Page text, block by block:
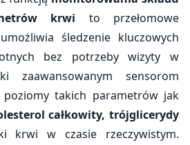
krwi to przełomowe
śledzenie kluczowych
bez potrzeby wizyty w
zaawansowanym sensorom
takich parametrów jak
całkowity, trójglicerydy
krwi w czasie rzeczywistym.